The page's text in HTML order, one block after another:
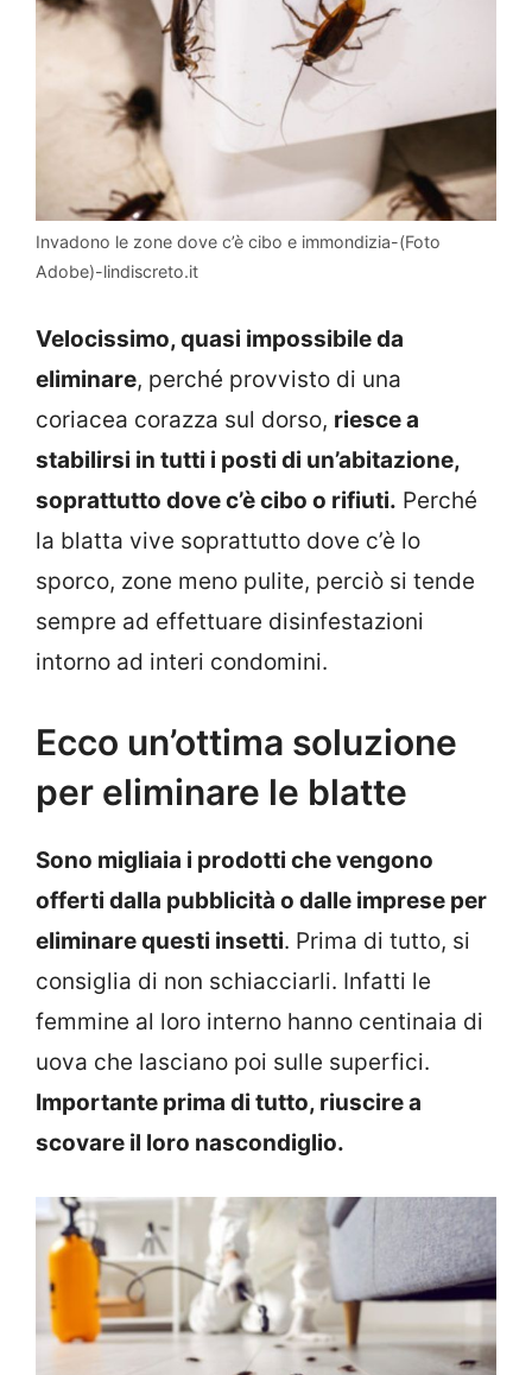
Invadono le zone dove c’è cibo e immondizia-(Foto
Adobe)-lindiscreto.it
Velocissimo, quasi impossibile da
eliminare, perché provvisto di una
coriacea corazza sul dorso, riesce a
stabilirsi in tutti i posti di un’abitazione,
soprattutto dove c’è cibo o rifiuti. Perché
la blatta vive soprattutto dove c’è lo
sporco, zone meno pulite, perciò si tende
sempre ad effettuare disinfestazioni
intorno ad interi condomini.
Ecco un’ottima soluzione
per eliminare le blatte
Sono migliaia i prodotti che vengono
offerti dalla pubblicità o dalle imprese per
eliminare questi insetti. Prima di tutto, si
consiglia di non schiacciarli. Infatti le
femmine al loro interno hanno centinaia di
uova che lasciano poi sulle superfici.
Importante prima di tutto, riuscire a
scovare il loro nascondiglio.